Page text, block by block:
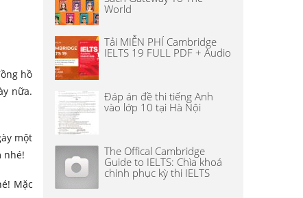
hồ
nữa.
một
nhé!
Mặc
World
Tải MIỄN PHÍ Cambridge
IELTS 19 FULL PDF + Audio
Đáp án đề thi tiếng Anh
vào lớp 10 tại Hà Nội
The Offical Cambridge
Guide to IELTS: Chìa khoá
chinh phục kỳ thi IELTS